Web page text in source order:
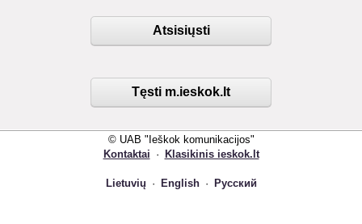
Atsisiųsti
Tęsti m.ieskok.lt
© UAB "Ieškok komunikacijos"
Kontaktai · Klasikinis ieskok.lt
Lietuvių · English · Русский